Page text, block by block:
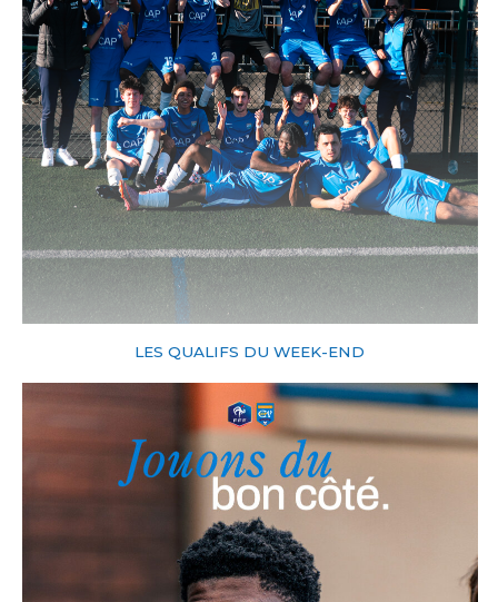
LES QUALIFS DU WEEK-END